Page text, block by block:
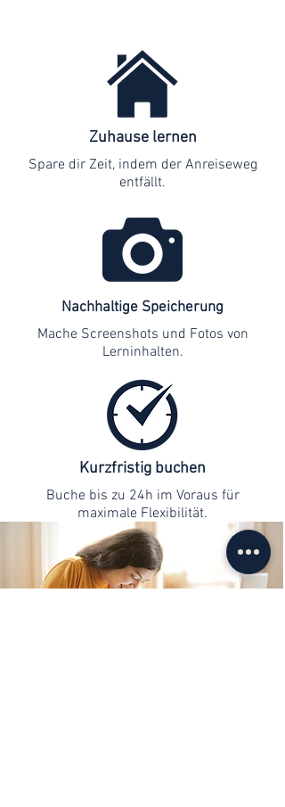
Zuhause lernen
Spare dir Zeit, indem der Anreiseweg
entfällt.
Nachhaltige Speicherung
Mache Screenshots und Fotos von
Lerninhalten.
Kurzfristig buchen
Buche bis zu 24h im Voraus für
maximale Flexibilität.